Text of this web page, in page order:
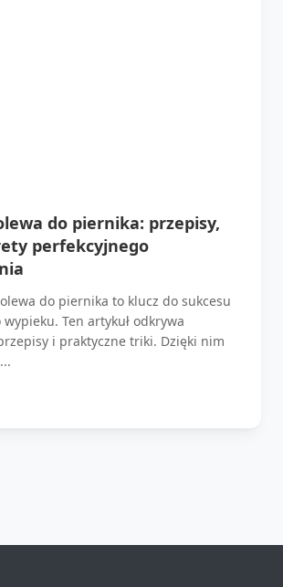
do piernika: przepisy,
perfekcyjnego
do piernika to klucz do sukcesu
Ten artykuł odkrywa
i praktyczne triki. Dzięki nim